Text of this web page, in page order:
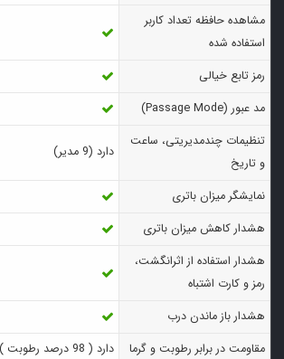
مشاهده حافظه تعداد کاربر
استفاده شده
رمز تابع خیالی
مد عبور (Passage Mode)
تنظیمات چندمدیریتی، ساعت
و تاریخ
دارد (9 مدیر)
نمایشگر میزان باتری
هشدار کاهش میزان باتری
هشدار استفاده از اثرانگشت،
رمز و کارت اشتباه
هشدار باز ماندن درب
مقاومت در برابر رطوبت و گرما
دارد ( 98 درصد رطوبت )